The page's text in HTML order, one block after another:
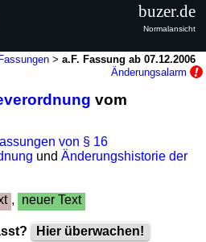
>a.F. Fassung ab 07.12.2006
Änderungsalarm
vom
von § 16
undÄnderungshistorie der
, neuer Text
Hier überwachen!
buzer.de
Normalansicht